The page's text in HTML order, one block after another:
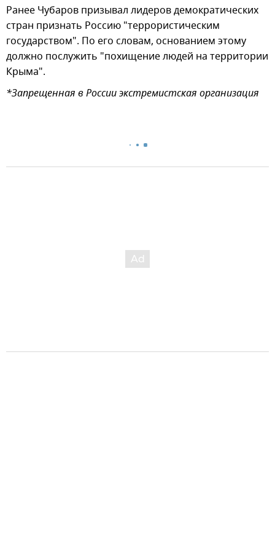
Ранее Чубаров призывал лидеров демократических
стран признать Россию "террористическим
государством". По его словам, основанием этому
должно послужить "похищение людей на территории
Крыма".
*Запрещенная в России экстремистская организация